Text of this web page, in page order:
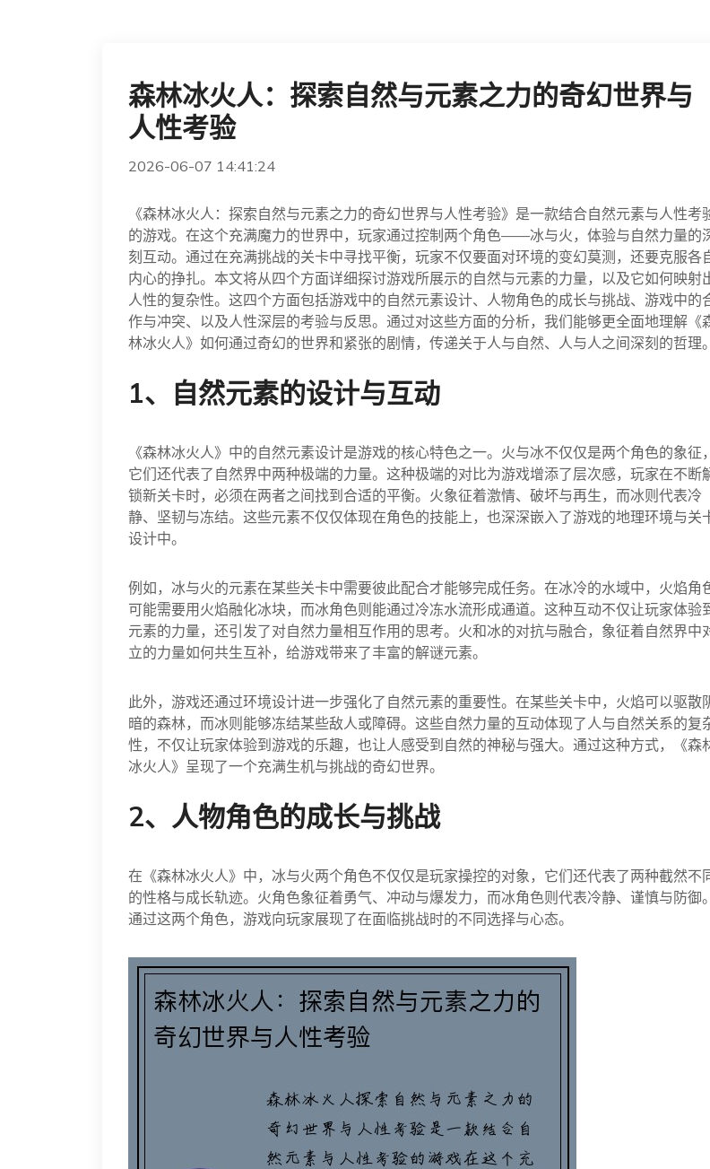
森林冰火人：探索自然与元素之力的奇幻世界与
人性考验
2026-06-07 14:41:24
《森林冰火人：探索自然与元素之力的奇幻世界与人性考验》是一款结合自然元素与人性考
的游戏。在这个充满魔力的世界中，玩家通过控制两个角色——冰与火，体验与自然力量的
刻互动。通过在充满挑战的关卡中寻找平衡，玩家不仅要面对环境的变幻莫测，还要克服各
内心的挣扎。本文将从四个方面详细探讨游戏所展示的自然与元素的力量，以及它如何映射
人性的复杂性。这四个方面包括游戏中的自然元素设计、人物角色的成长与挑战、游戏中的
作与冲突、以及人性深层的考验与反思。通过对这些方面的分析，我们能够更全面地理解《
林冰火人》如何通过奇幻的世界和紧张的剧情，传递关于人与自然、人与人之间深刻的哲理。
1、自然元素的设计与互动
《森林冰火人》中的自然元素设计是游戏的核心特色之一。火与冰不仅仅是两个角色的象征，
它们还代表了自然界中两种极端的力量。这种极端的对比为游戏增添了层次感，玩家在不断
锁新关卡时，必须在两者之间找到合适的平衡。火象征着激情、破坏与再生，而冰则代表冷
静、坚韧与冻结。这些元素不仅仅体现在角色的技能上，也深深嵌入了游戏的地理环境与关
设计中。
例如，冰与火的元素在某些关卡中需要彼此配合才能够完成任务。在冰冷的水域中，火焰角
可能需要用火焰融化冰块，而冰角色则能通过冷冻水流形成通道。这种互动不仅让玩家体验
元素的力量，还引发了对自然力量相互作用的思考。火和冰的对抗与融合，象征着自然界中
立的力量如何共生互补，给游戏带来了丰富的解谜元素。
此外，游戏还通过环境设计进一步强化了自然元素的重要性。在某些关卡中，火焰可以驱散
暗的森林，而冰则能够冻结某些敌人或障碍。这些自然力量的互动体现了人与自然关系的复
性，不仅让玩家体验到游戏的乐趣，也让人感受到自然的神秘与强大。通过这种方式，《森
冰火人》呈现了一个充满生机与挑战的奇幻世界。
2、人物角色的成长与挑战
在《森林冰火人》中，冰与火两个角色不仅仅是玩家操控的对象，它们还代表了两种截然不
的性格与成长轨迹。火角色象征着勇气、冲动与爆发力，而冰角色则代表冷静、谨慎与防御。
通过这两个角色，游戏向玩家展现了在面临挑战时的不同选择与心态。